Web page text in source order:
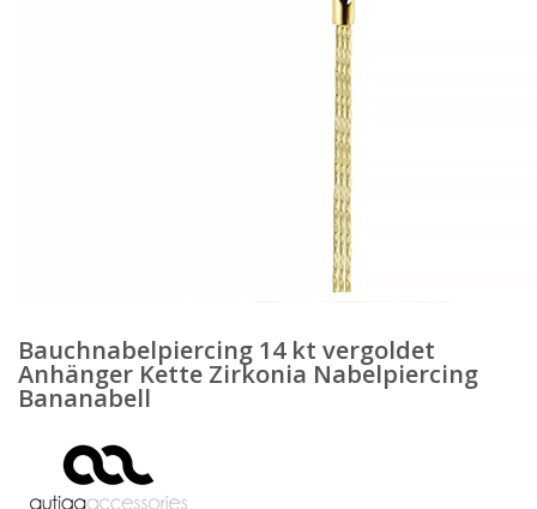
Bauchnabelpiercing 14 kt vergoldet
Anhänger Kette Zirkonia Nabelpiercing
Bananabell